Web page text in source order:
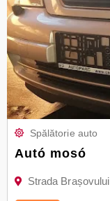
Spălătorie auto
Autó mosó
Strada